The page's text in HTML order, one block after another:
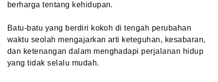
berharga tentang kehidupan.
Batu-batu yang berdiri kokoh di tengah perubahan
waktu seolah mengajarkan arti keteguhan, kesabaran,
dan ketenangan dalam menghadapi perjalanan hidup
yang tidak selalu mudah.